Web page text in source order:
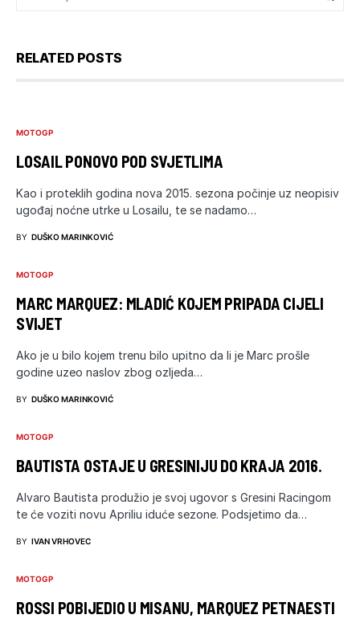
RELATED POSTS
MOTOGP
LOSAIL PONOVO POD SVJETLIMA
Kao i proteklih godina nova 2015. sezona počinje uz neopisiv
ugođaj noćne utrke u Losailu, te se nadamo…
BY DUŠKO MARINKOVIĆ
MOTOGP
MARC MARQUEZ: MLADIĆ KOJEM PRIPADA CIJELI
SVIJET
Ako je u bilo kojem trenu bilo upitno da li je Marc prošle
godine uzeo naslov zbog ozljeda…
BY DUŠKO MARINKOVIĆ
MOTOGP
BAUTISTA OSTAJE U GRESINIJU DO KRAJA 2016.
Alvaro Bautista produžio je svoj ugovor s Gresini Racingom
te će voziti novu Apriliu iduće sezone. Podsjetimo da…
BY IVAN VRHOVEC
MOTOGP
ROSSI POBIJEDIO U MISANU, MARQUEZ PETNAESTI